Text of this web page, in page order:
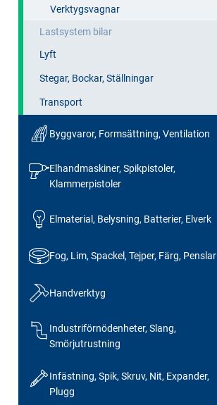
Verktygsvagnar
Lastsystem bilar
Lyft
Stegar, Bockar, Ställningar
Transport
Byggvaror, Formsättning, Ventilation
Elhandmaskiner, Spikpistoler,
Klammerpistoler
Elmaterial, Belysning, Batterier, Elverk
Fog, Lim, Spackel, Tejper, Färg, Penslar
Handverktyg
Industriförnödenheter, Slang,
Smörjutrustning
Infästning, Spik, Skruv, Nit, Expander,
Plugg